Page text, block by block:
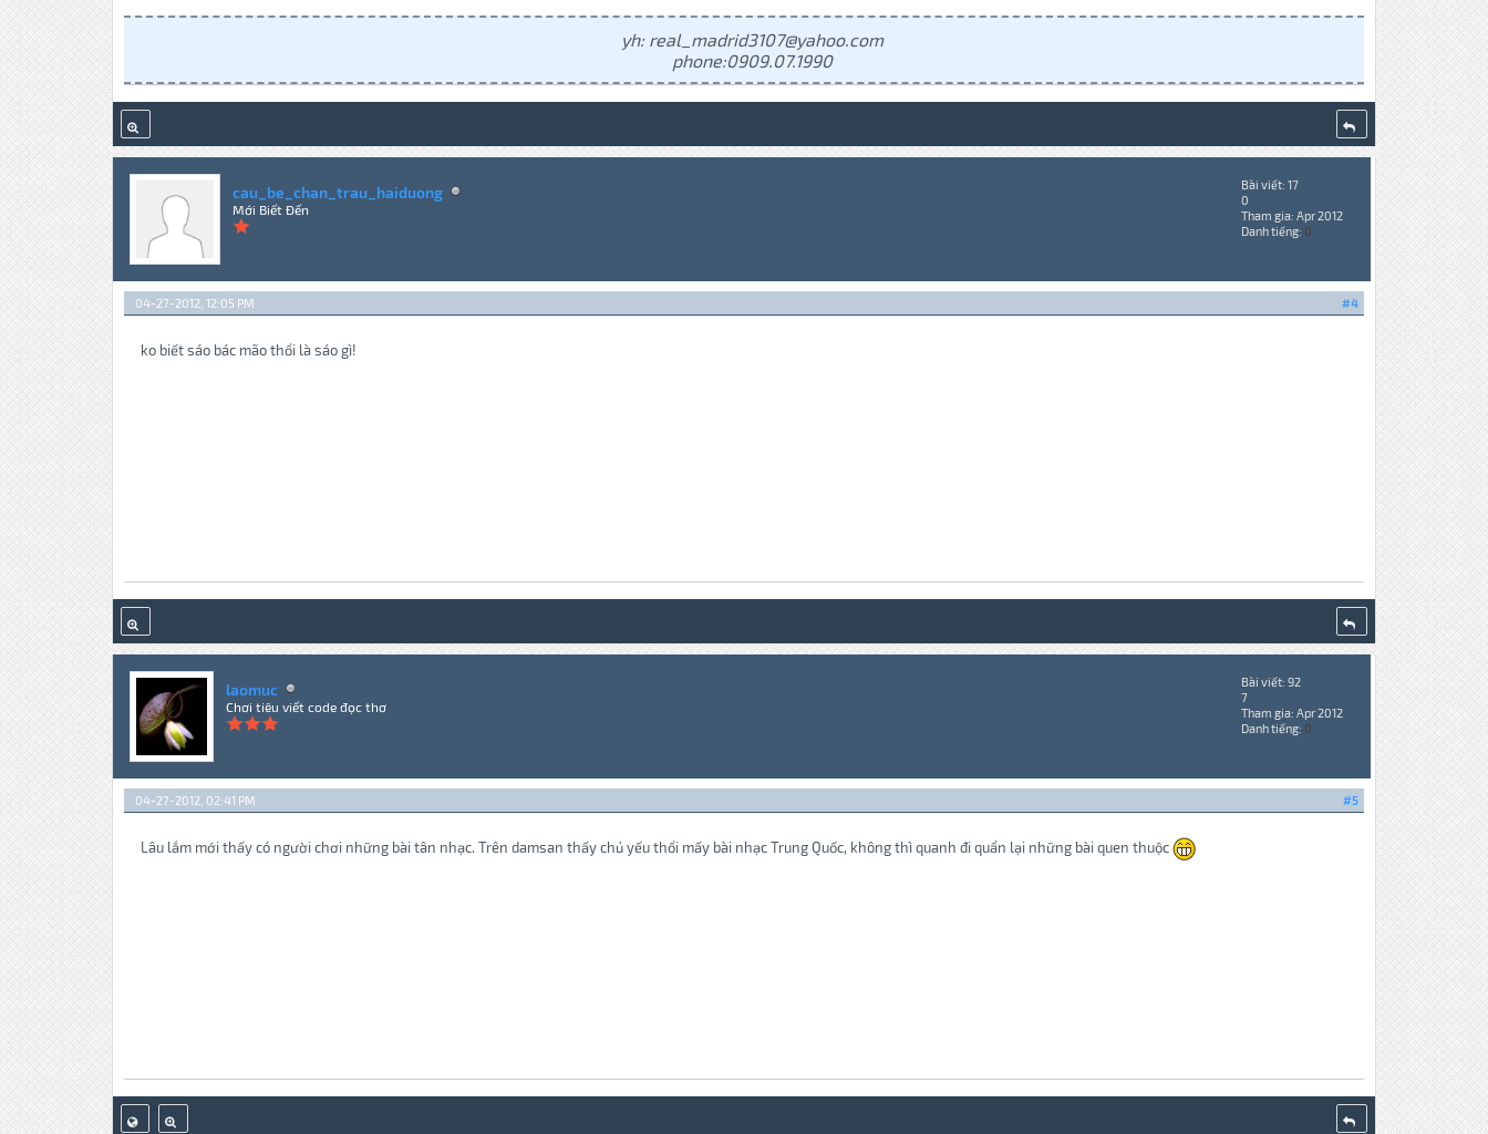
yh: real_madrid3107@yahoo.com
phone:0909.07.1990
cau_be_chan_trau_haiduong
Mới Biết Đến
Bài viết: 17
0
Tham gia: Apr 2012
Danh tiếng: 0
#4
04-27-2012, 12:05 PM
ko biết sáo bác mão thổi là sáo gì!
laomuc
Chơi tiêu viết code đọc thơ
Bài viết: 92
7
Tham gia: Apr 2012
Danh tiếng: 0
#5
04-27-2012, 02:41 PM
Lâu lắm mới thấy có người chơi những bài tân nhạc. Trên damsan thấy chủ yếu thổi mấy bài nhạc Trung Quốc, không thì quanh đi quẩn lại những bài quen thuộc